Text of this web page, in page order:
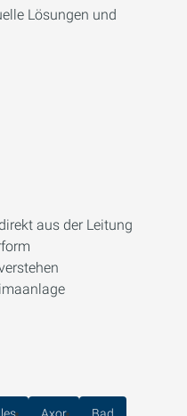
Lösungen und
aus der Leitung